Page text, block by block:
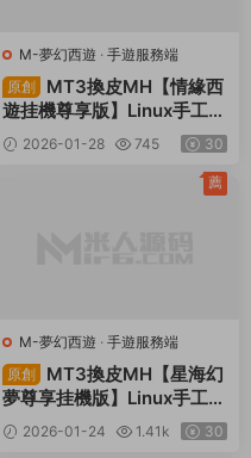
M-夢幻西遊 · 手遊服務端
原創
MT3換皮MH【情緣西
遊挂機尊享版】Linux手工服
務端+安卓蘋果雙端+GM後
台+全套源碼+視頻架設教程
2026-01-28 745 30
M-夢幻西遊 · 手遊服務端
原創
MT3換皮MH【星海幻
夢尊享挂機版】Linux手工服
務端+安卓蘋果雙端+GM後
台+全套源碼+視頻架設教程
2026-01-24 1.41k 30
薦